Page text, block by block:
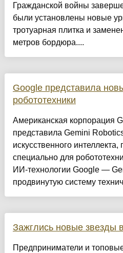
Гражданской войны
были установлены новые
тротуарная плитка и
метров бордюра....
Google представила
робототехники
Американская корпорация
представила Gemini
искусственного
специально для
ИИ-технологии Google —
продвинутую систему
Зажглись новые звезды
Предприниматели и